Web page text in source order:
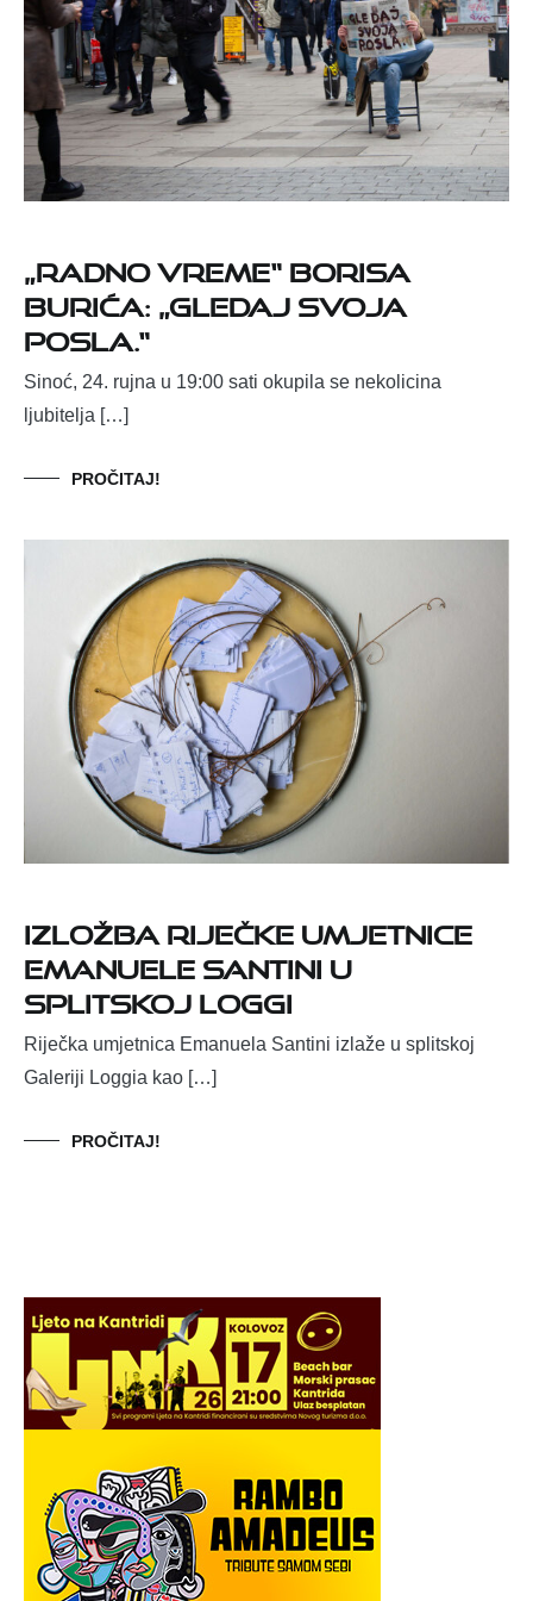
„Radno vreme“ Borisa
Burića: „Gledaj svoja
posla.“
Sinoć, 24. rujna u 19:00 sati okupila se nekolicina
ljubitelja […]
PROČITAJ!
Izložba riječke umjetnice
Emanuele Santini u
splitskoj Loggi
Riječka umjetnica Emanuela Santini izlaže u splitskoj
Galeriji Loggia kao […]
PROČITAJ!